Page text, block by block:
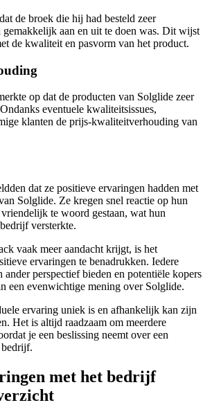
de broek die hij had besteld zeer
gemakkelijk aan en uit te doen was. Dit wijst
de kwaliteit en pasvorm van het product.
op dat de producten van Solglide zeer
eventuele kwaliteitsissues,
klanten de prijs-kwaliteitverhouding van
dat ze positieve ervaringen hadden met
Solglide. Ze kregen snel reactie op hun
te woord gestaan, wat hun
versterkte.
vaak meer aandacht krijgt, is het
ervaringen te benadrukken. Iedere
perspectief bieden en potentiële kopers
een evenwichtige mening over Solglide.
ervaring uniek is en afhankelijk kan zijn
Het is altijd raadzaam om meerdere
je een beslissing neemt over een
met het bedrijf